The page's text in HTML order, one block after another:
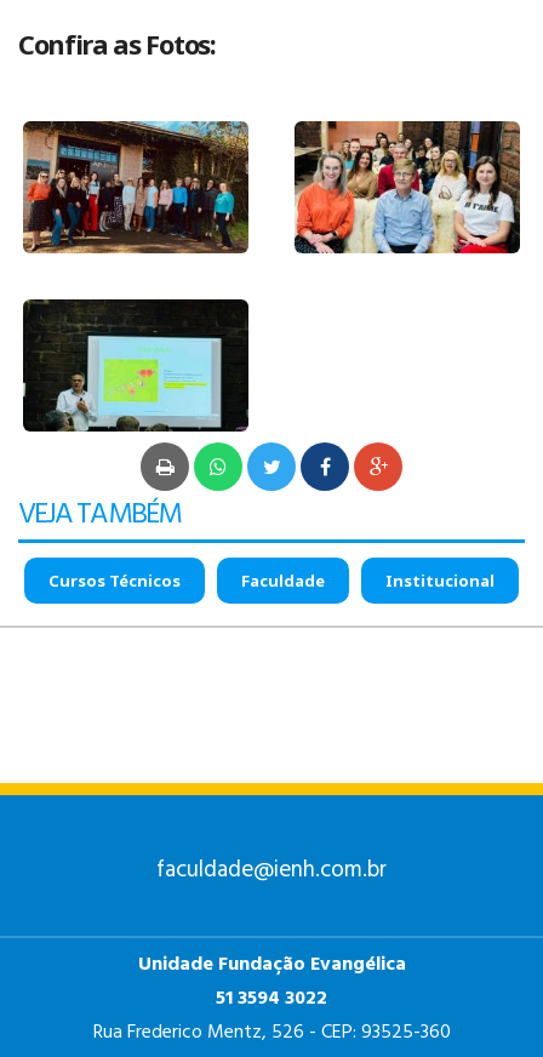
Confira as Fotos:
VEJA TAMBÉM
Cursos Técnicos Faculdade Institucional
faculdade@ienh.com.br
Unidade Fundação Evangélica
51 3594 3022
Rua Frederico Mentz, 526 - CEP: 93525-360